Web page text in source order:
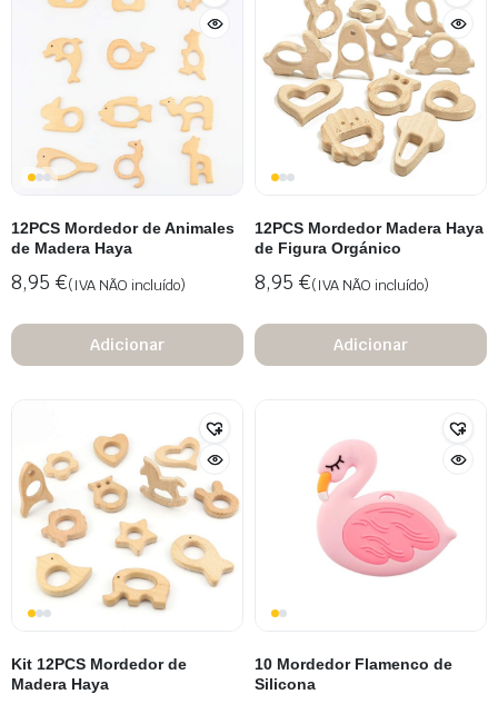
12PCS Mordedor de Animales
de Madera Haya
8,95 €(IVA NÃO incluído)
Adicionar
12PCS Mordedor Madera Haya
de Figura Orgánico
8,95 €(IVA NÃO incluído)
Adicionar
Kit 12PCS Mordedor de
Madera Haya
10 Mordedor Flamenco de
Silicona